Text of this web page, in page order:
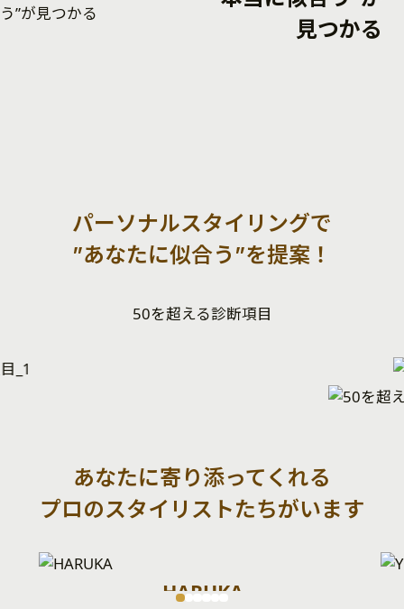
見つかる
パーソナルスタイリングで
”あなたに似合う”を提案！
50を超える診断項目
あなたに寄り添ってくれる
プロのスタイリストたちがいます
HARUKA